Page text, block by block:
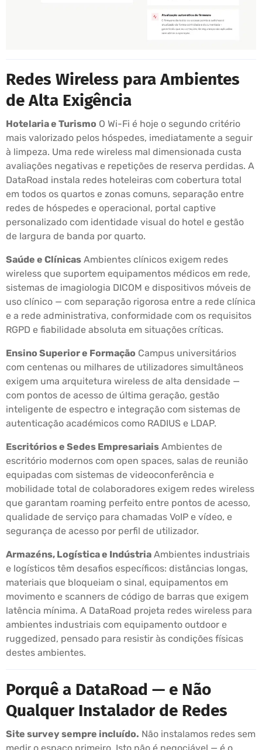
Redes Wireless para Ambientes
de Alta Exigência
Hotelaria e Turismo O Wi-Fi é hoje o segundo critério
mais valorizado pelos hóspedes, imediatamente a seguir
à limpeza. Uma rede wireless mal dimensionada custa
avaliações negativas e repetições de reserva perdidas. A
DataRoad instala redes hoteleiras com cobertura total
em todos os quartos e zonas comuns, separação entre
redes de hóspedes e operacional, portal captive
personalizado com identidade visual do hotel e gestão
de largura de banda por quarto.
Saúde e Clínicas Ambientes clínicos exigem redes
wireless que suportem equipamentos médicos em rede,
sistemas de imagiologia DICOM e dispositivos móveis de
uso clínico — com separação rigorosa entre a rede clínica
e a rede administrativa, conformidade com os requisitos
RGPD e fiabilidade absoluta em situações críticas.
Ensino Superior e Formação Campus universitários
com centenas ou milhares de utilizadores simultâneos
exigem uma arquitetura wireless de alta densidade —
com pontos de acesso de última geração, gestão
inteligente de espectro e integração com sistemas de
autenticação académicos como RADIUS e LDAP.
Escritórios e Sedes Empresariais Ambientes de
escritório modernos com open spaces, salas de reunião
equipadas com sistemas de videoconferência e
mobilidade total de colaboradores exigem redes wireless
que garantam roaming perfeito entre pontos de acesso,
qualidade de serviço para chamadas VoIP e vídeo, e
segurança de acesso por perfil de utilizador.
Armazéns, Logística e Indústria Ambientes industriais
e logísticos têm desafios específicos: distâncias longas,
materiais que bloqueiam o sinal, equipamentos em
movimento e scanners de código de barras que exigem
latência mínima. A DataRoad projeta redes wireless para
ambientes industriais com equipamento outdoor e
ruggedized, pensado para resistir às condições físicas
destes ambientes.
Porquê a DataRoad — e Não
Qualquer Instalador de Redes
Site survey sempre incluído. Não instalamos redes sem